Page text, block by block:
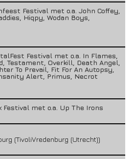
Festival met o.a. John Coffey,
Hiqpy, Wodan Boys,
Festival met o.a. In Flames,
Testament, Overkill, Death Angel,
To Prevail, Fit For An Autopsy,
Alert, Primus, Necrot
Festival met o.a. Up The Irons
(TivoliVredenburg (Utrecht))